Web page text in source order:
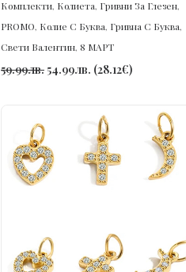
Комплекти, Колиета, Гривни За Глезен,
PROMO, Колие С Буква, Гривна С Буква,
Свети Валентин, 8 МАРТ
59.99лв. 54.99лв. (28.12€)